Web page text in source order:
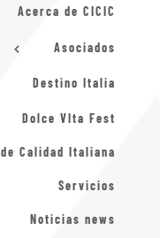
Acerca de CICIC
Asociados
Destino Italia
Dolce VIta Fest
Calidad Italiana
Servicios
Noticias news